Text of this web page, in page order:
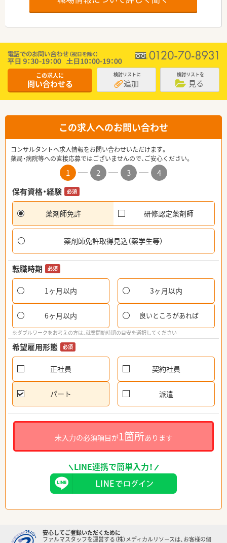
この求人に
問い合わせる
検討リストに
追加
検討リストを
見る
この求人へのお問い合わせ
コンサルタントへ求人情報をお問い合わせいただけます。
薬局・病院等への直接応募ではございませんので、ご安心ください。
1 2 3
4
保有資格・経験
必須
薬剤師免許 研修認定薬剤師
薬剤師免許取得見込（薬学生等）
転職時期 必須
1ヶ月以内 3ヶ月以内
6ヶ月以内 良いところがあれば
※ダブルワークをお考えの方は、就業開始時期の目安を選択してください
希望雇用形態 必須
正社員 契約社員
パート 派遣
未入力の必須項目が1箇所あります
LINE連携で簡単入力！
安心してご登録いただくために
ファルマスタッフを運営する（株）メディカルリソースは、お客様の個